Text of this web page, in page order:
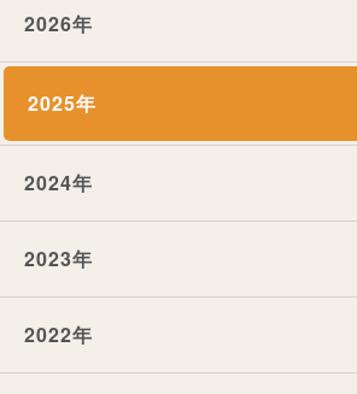
2026年
2025年
2024年
2023年
2022年